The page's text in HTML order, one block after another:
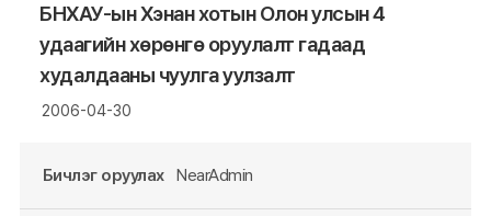
БНХАУ-ын Хэнан хотын Олон улсын 4
удаагийн хөрөнгө оруулалт гадаад
худалдааны чуулга уулзалт
2006-04-30
Бичлэг оруулах NearAdmin